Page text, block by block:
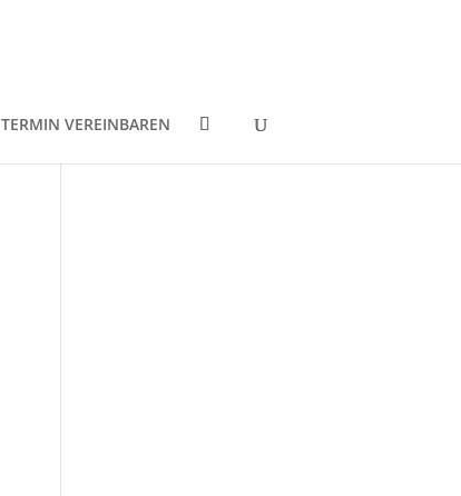
TERMIN VEREINBAREN